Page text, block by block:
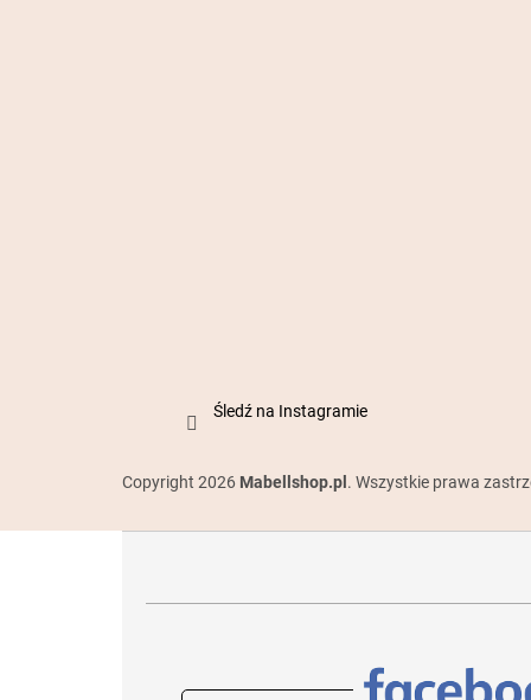
Śledź na Instagramie
Copyright 2026 Mabellshop.pl. Wszystkie prawa